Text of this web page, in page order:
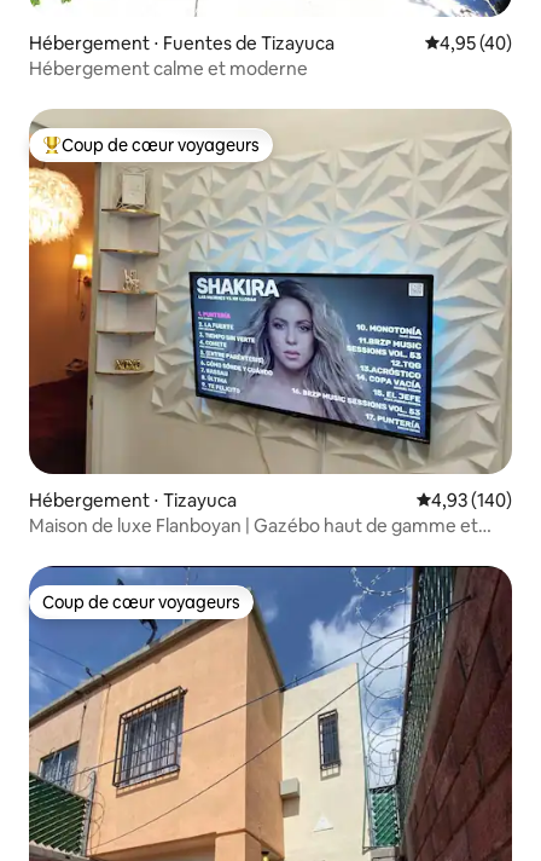
Hébergement ⋅ Fuentes de Tizayuca Évaluation
4,95 (40)
Hébergement calme et moderne
Coups de cœur voyageurs les plus appréciés
Coup de cœur voyageurs
Hébergement ⋅ Tizayuca Évaluation
4,93 (140)
Maison de luxe Flanboyan | Gazébo haut de gamme et
Coup de cœur voyageurs
Coup de cœur voyageurs